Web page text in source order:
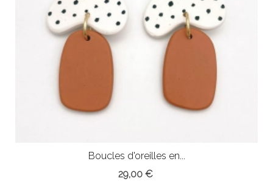
Boucles d'oreilles en...
29,00 €